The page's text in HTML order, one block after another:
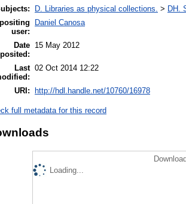
D. Libraries as physical collections. > DH.
user:
Daniel Canosa
Date 15 May 2012
Last 02 Oct 2014 12:22
URI: http://hdl.handle.net/10760/16978
full metadata for this record
Loading...